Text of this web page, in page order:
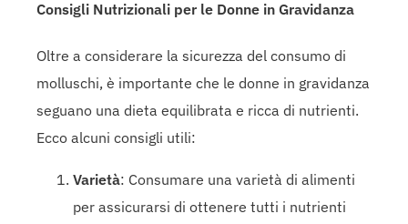
Consigli Nutrizionali per le Donne in Gravidanza
Oltre a considerare la sicurezza del consumo di
molluschi, è importante che le donne in gravidanza
seguano una dieta equilibrata e ricca di nutrienti.
Ecco alcuni consigli utili:
Varietà: Consumare una varietà di alimenti
per assicurarsi di ottenere tutti i nutrienti